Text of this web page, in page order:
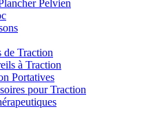
Pelvien
de Traction
à Traction
Portatives
pour Traction